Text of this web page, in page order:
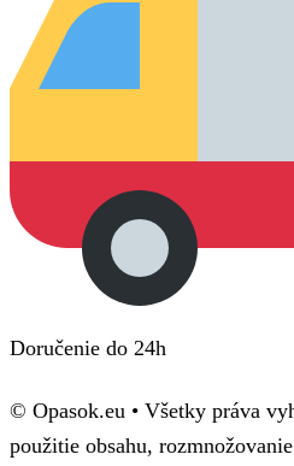
Doručenie do 24h
© Opasok.eu • Všetky práva
použitie obsahu,